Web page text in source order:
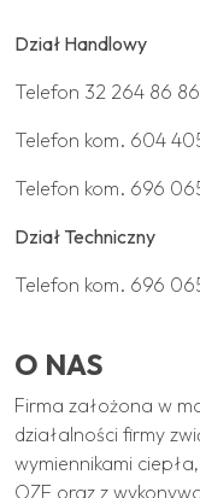
Dział Handlowy
Telefon 32 264 86 86
Telefon kom. 604
Telefon kom. 696
Dział Techniczny
Telefon kom. 696
O NAS
Firma założona w
działalności firmy
wymiennikami
OZE oraz z